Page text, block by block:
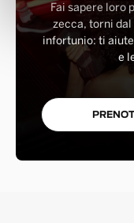
Fai sapere loro
zecca, torni
infortunio: ti
e